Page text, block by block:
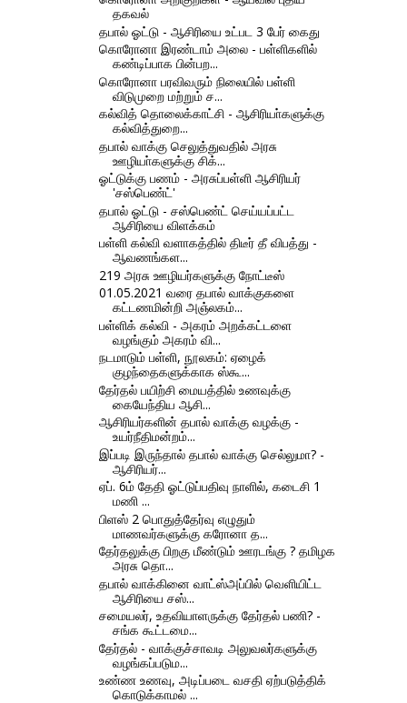
தகவல்
தபால் ஓட்டு - ஆசிரியை உட்பட 3 பேர் கைது
கொரோனா இரண்டாம் அலை - பள்ளிகளில்
கண்டிப்பாக பின்பற...
கொரோனா பரவிவரும் நிலையில் பள்ளி
விடுமுறை மற்றும் ச...
கல்வித் தொலைக்காட்சி - ஆசிரியா்களுக்கு
கல்வித்துறை...
தபால் வாக்கு செலுத்துவதில் அரசு
ஊழியா்களுக்கு சிக்...
ஓட்டுக்கு பணம் - அரசுப்பள்ளி ஆசிரியர்
'சஸ்பெண்ட்'
தபால் ஓட்டு - சஸ்பெண்ட் செய்யப்பட்ட
ஆசிரியை விளக்கம்
பள்ளி கல்வி வளாகத்தில் திடீர் தீ விபத்து -
ஆவணங்கள...
219 அரசு ஊழியர்களுக்கு நோட்டீஸ்
01.05.2021 வரை தபால் வாக்குகளை
கட்டணமின்றி அஞ்லகம்...
பள்ளிக் கல்வி - அகரம் அறக்கட்டளை
வழங்கும் அகரம் வி...
நடமாடும் பள்ளி, நூலகம்: ஏழைக்
குழந்தைகளுக்காக ஸ்கூ...
தேர்தல்‌ பயிற்சி மையத்தில்‌ உணவுக்கு
கையேந்திய ஆசி...
ஆசிரியர்களின் தபால் வாக்கு வழக்கு -
உயர்நீதிமன்றம்...
இப்படி இருந்தால் தபால் வாக்கு செல்லுமா? -
ஆசிரியர்...
ஏப்‌. 6ம்‌ தேதி ஓட்டுப்பதிவு நாளில்‌, கடைசி 1
மணி ...
பிளஸ் 2 பொதுத்தேர்வு எழுதும்
மாணவர்களுக்கு கரோனா த...
தேர்தலுக்கு பிறகு மீண்டும் ஊரடங்கு ? தமிழக
அரசு தொ...
தபால் வாக்கினை வாட்ஸ்அப்பில் வெளியிட்ட
ஆசிரியை சஸ்...
சமையலர், உதவியாளருக்கு தேர்தல் பணி? -
சங்க கூட்டமை...
தேர்தல் - வாக்குச்சாவடி அலுவலர்களுக்கு
வழங்கப்படும...
உண்ண உணவு, அடிப்படை வசதி ஏற்படுத்திக்
கொடுக்காமல் ...